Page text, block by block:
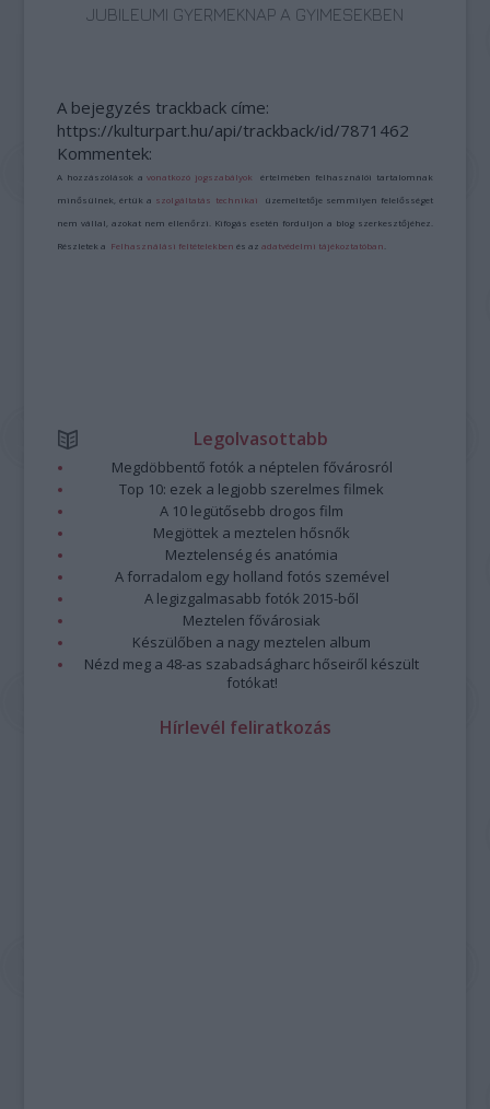
JUBILEUMI GYERMEKNAP A GYIMESEKBEN
A bejegyzés trackback címe:
https://kulturpart.hu/api/trackback/id/7871462
Kommentek:
A hozzászólások avonatkozó jogszabályok értelmében felhasználói tartalomnak
minősülnek, értük a szolgáltatás technikai üzemeltetője semmilyen felelősséget
nem vállal, azokat nem ellenőrzi. Kifogás esetén forduljon a blog szerkesztőjéhez.
Részletek a Felhasználási feltételekben és azadatvédelmi tájékoztatóban
Legolvasottabb
Megdöbbentő fotók a néptelen fővárosról
Top 10: ezek a legjobb szerelmes filmek
A 10 legütősebb drogos film
Megjöttek a meztelen hősnők
Meztelenség és anatómia
A forradalom egy holland fotós szemével
A legizgalmasabb fotók 2015-ből
Meztelen fővárosiak
Készülőben a nagy meztelen album
Nézd meg a 48-as szabadságharc hőseiről készült
fotókat!
Hírlevél feliratkozás